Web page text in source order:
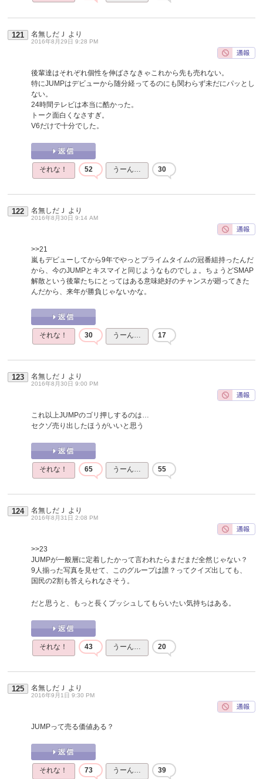
121 名無しだＪ より
2016年8月29日 9:28 PM
後輩達はそれぞれ個性を伸ばさなきゃこれから先も売れない。
特にJUMPはデビューから随分経ってるのにも関わらず未だにパッとし
ない。
24時間テレビは本当に酷かった。
トーク面白くなさすぎ。
V6だけで十分でした。
それな！ 52 うーん… 30
122 名無しだＪ より
2016年8月30日 9:14 AM
>>21
嵐もデビューしてから9年でやっとプライムタイムの冠番組持ったんだ
から、今のJUMPとキスマイと同じようなものでしょ。ちょうどSMAP
解散という後輩たちにとってはある意味絶好のチャンスが廻ってきた
んだから、来年が勝負じゃないかな。
それな！ 30 うーん… 17
123 名無しだＪ より
2016年8月30日 9:00 PM
これ以上JUMPのゴリ押しするのは…
セクゾ売り出したほうがいいと思う
それな！ 65 うーん… 55
124 名無しだＪ より
2016年8月31日 2:08 PM
>>23
JUMPが一般層に定着したかって言われたらまだまだ全然じゃない？
9人揃った写真を見せて、このグループは誰？ってクイズ出しても、
国民の2割も答えられなさそう。
だと思うと、もっと長くプッシュしてもらいたい気持ちはある。
それな！ 43 うーん… 20
125 名無しだＪ より
2016年9月1日 9:30 PM
JUMPって売る価値ある？
それな！ 73 うーん… 39